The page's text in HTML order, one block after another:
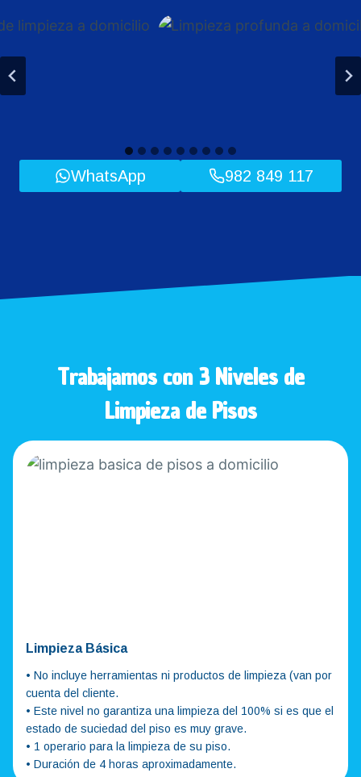
WhatsApp 982 849 117
Trabajamos con 3 Niveles de
Limpieza de Pisos
Limpieza Básica
• No incluye herramientas ni productos de limpieza (van por
cuenta del cliente.
• Este nivel no garantiza una limpieza del 100% si es que el
estado de suciedad del piso es muy grave.
• 1 operario para la limpieza de su piso.
• Duración de 4 horas aproximadamente.